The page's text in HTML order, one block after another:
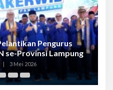
Pengurus
se-Provinsi Lampung
3 Mei 2026